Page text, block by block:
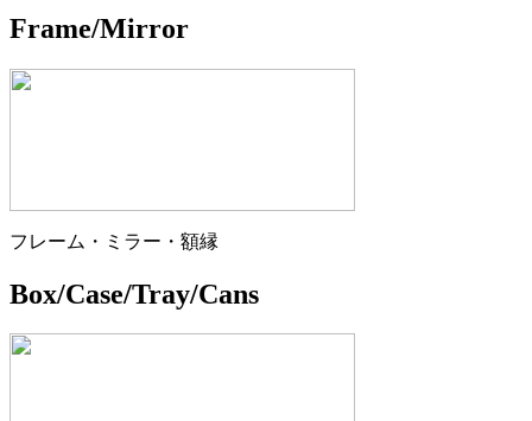
Frame/Mirror
フレーム・ミラー・額縁
Box/Case/Tray/Cans